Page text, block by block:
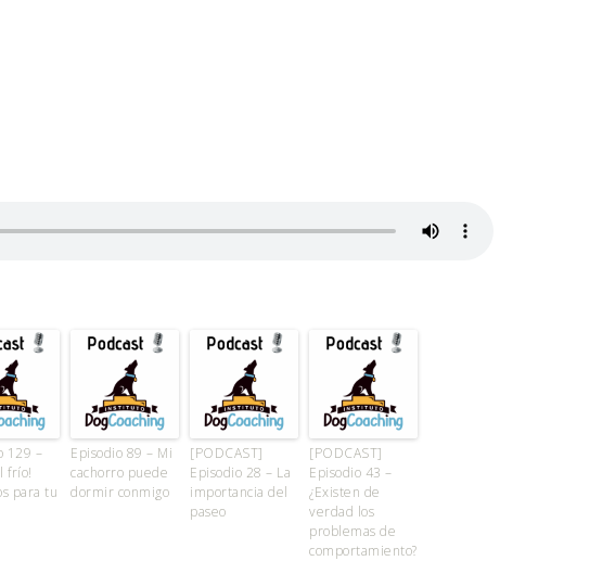
129 –
frío!
para tu
Episodio 89 – Mi
cachorro puede
dormir conmigo
[PODCAST]
Episodio 28 – La
importancia del
paseo
[PODCAST]
Episodio 43 –
¿Existen de
verdad los
problemas de
comportamiento?